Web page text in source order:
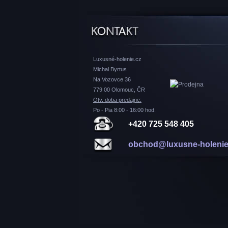
Luxusné-holenie.cz
Michal Byrtus
Na Vozovce 36
779 00 Olomouc, ČR
Otv. doba predajne:
Po - Pia 8:00 - 16:00 hod.
+420 725 548 405
obchod@luxusne-